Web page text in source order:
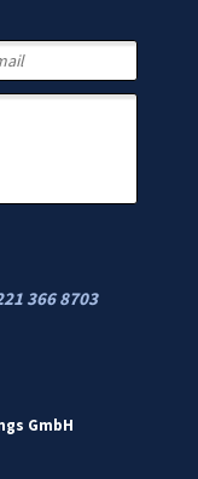
366 8703
GmbH